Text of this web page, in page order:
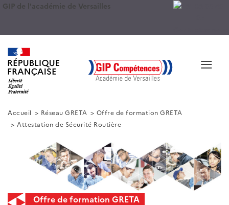
GIP de l'académie de Versailles
≡
Accueil Réseau GRETA
Offre de formation GRETA
Attestation de Sécurité Routière
Offre de formation GRETA